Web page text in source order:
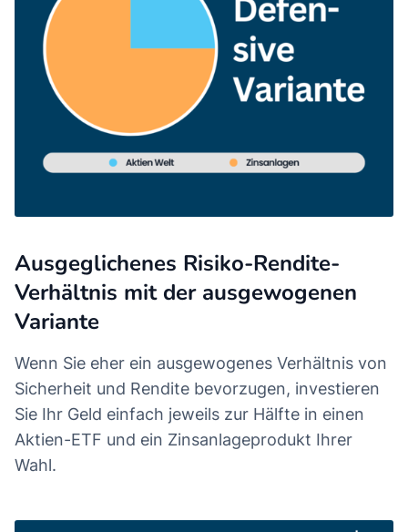
Ausgeglichenes Risiko-Rendite-
Verhältnis mit der ausgewogenen
Variante
Wenn Sie eher ein ausgewogenes Verhältnis von
Sicherheit und Rendite bevorzugen, investieren
Sie Ihr Geld einfach jeweils zur Hälfte in einen
Aktien-ETF und ein Zinsanlageprodukt Ihrer
Wahl.